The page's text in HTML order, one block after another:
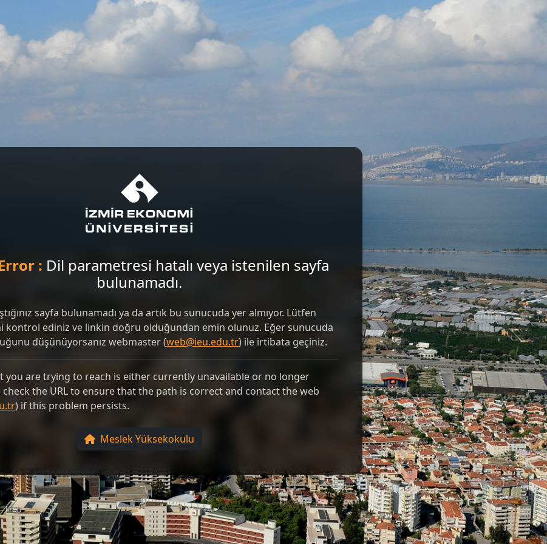
: Dil parametresi hatalı veya istenilen sayfa
bulunamadı.
sayfa bulunamadı ya da artık bu sunucuda yer almıyor. Lütfen
kontrol ediniz ve linkin doğru olduğundan emin olunuz. Eğer sunucuda
düşünüyorsanız webmaster (web@ieu.edu.tr) ile irtibata geçiniz.
you are trying to reach is either currently unavailable or no longer
check the URL to ensure that the path is correct and contact the web
) if this problem persists.
Meslek Yüksekokulu